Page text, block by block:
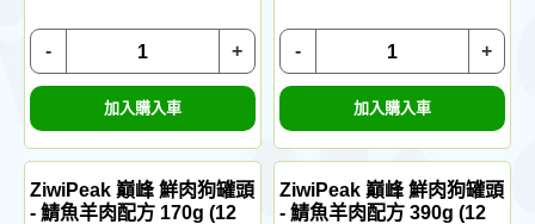
+
-
加入購入車
+
-
加入購入車
ZiwiPeak 巔峰 鮮肉狗罐頭
- 鯖魚羊肉配方 170g (12
ZiwiPeak 巔峰 鮮肉狗罐頭
- 鯖魚羊肉配方 390g (12